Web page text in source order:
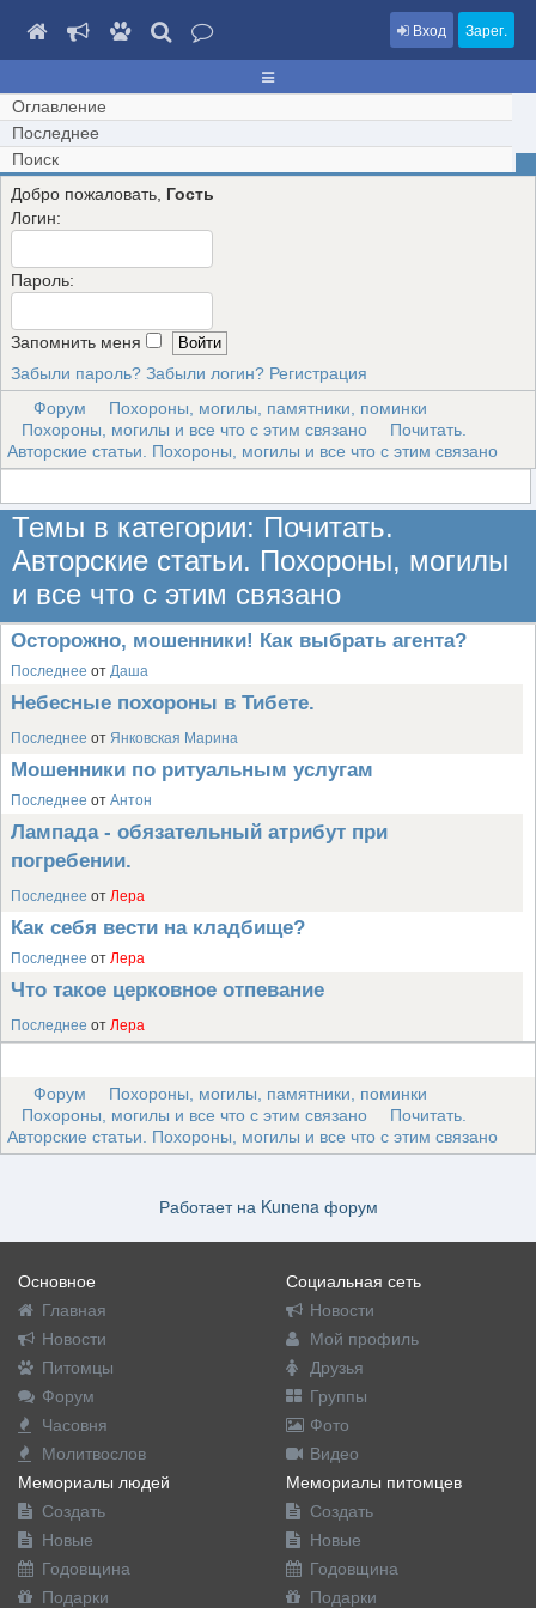
Вход Зарег.
Оглавление
Последнее
Поиск
Добро пожаловать, Гость
Логин:
Пароль:
Запомнить меня
Забыли пароль? Забыли логин? Регистрация
Форум
Похороны, могилы, памятники, поминки
Похороны, могилы и все что с этим связано
Почитать.
Авторские статьи. Похороны, могилы и все что с этим связано
Темы в категории: Почитать.
Авторские статьи. Похороны, могилы
и все что с этим связано
Осторожно, мошенники! Как выбрать агента?
Последнее от Даша
Небесные похороны в Тибете.
Последнее от Янковская Марина
Мошенники по ритуальным услугам
Последнее от Антон
Лампада - обязательный атрибут при
погребении.
Последнее от Лера
Как себя вести на кладбище?
Последнее от Лера
Что такое церковное отпевание
Последнее от Лера
Форум
Похороны, могилы, памятники, поминки
Похороны, могилы и все что с этим связано
Почитать.
Авторские статьи. Похороны, могилы и все что с этим связано
Работает на Kunena форум
Основное
Главная
Новости
Питомцы
Форум
Часовня
Молитвослов
Социальная сеть
Новости
Мой профиль
Друзья
Группы
Фото
Видео
Мемориалы людей
Создать
Новые
Годовщина
Подарки
Мемориалы питомцев
Создать
Новые
Годовщина
Подарки